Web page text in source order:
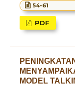
54-61
PDF
MODEL